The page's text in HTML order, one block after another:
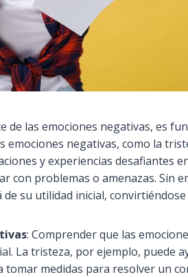
de las emociones negativas, es
emociones negativas, como la
y experiencias desafiantes
con problemas o amenazas. Sin
su utilidad inicial,
: Comprender que las
La tristeza, por ejemplo, puede
medidas para resolver un